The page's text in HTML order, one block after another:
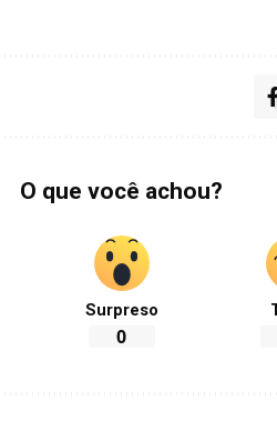
O que você achou?
Surpreso
0